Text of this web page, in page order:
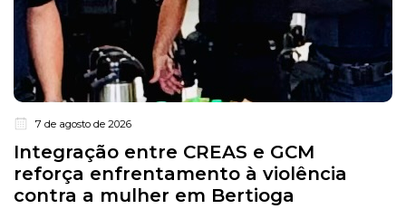
7 de agosto de 2026
Integração entre CREAS e GCM
reforça enfrentamento à violência
contra a mulher em Bertioga